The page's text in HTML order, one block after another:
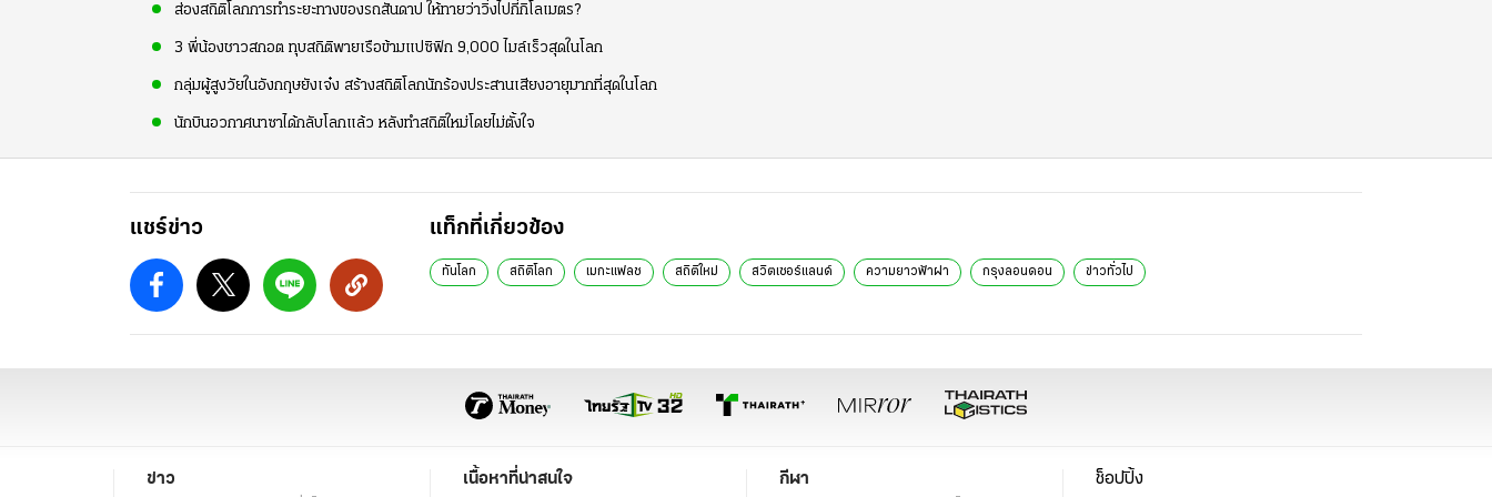
ส่องสถิติโลกการทำระยะทางของรถสันดาป ให้ทายว่าวิ่งไปกี่กิโลเมตร?
3 พี่น้องชาวสกอต ทุบสถิติพายเรือข้ามแปซิฟิก 9,000 ไมล์เร็วสุดในโลก
กลุ่มผู้สูงวัยในอังกฤษยังเจ๋ง สร้างสถิติโลกนักร้องประสานเสียงอายุมากที่สุดในโลก
นักบินอวกาศนาซาได้กลับโลกแล้ว หลังทำสถิติใหม่โดยไม่ตั้งใจ
แชร์ข่าว แท็กที่เกี่ยวข้อง
ทันโลก สถิติโลก เมกะแฟลช สถิติใหม่ สวิตเซอร์แลนด์ ความยาวฟ้าผ่า กรุงลอนดอน ข่าวทั่วไป
ข่าว เนื้อหาที่น่าสนใจ กีฬา ช็อปปิ้ง